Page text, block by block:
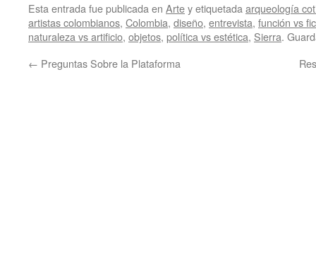
Esta entrada fue publicada en Artey etiquetada arqueología
artistas colombianos, Colombia, diseño, entrevista, función vs
naturaleza vs artificio, objetos, política vs estética, Sierra.
← Preguntas Sobre la Plataforma